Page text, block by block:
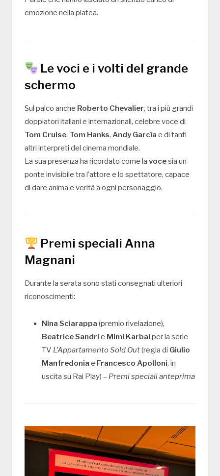
emozione nella platea.
Le voci e i volti del grande
schermo
Sul palco anche Roberto Chevalier, tra i più grandi
doppiatori italiani e internazionali, celebre voce di
Tom Cruise, Tom Hanks, Andy García e di tanti
altri interpreti del cinema mondiale.
La sua presenza ha ricordato come la vocesia un
ponte invisibile tra l’attore e lo spettatore, capace
di dare anima e verità a ogni personaggio.
Premi speciali Anna
Magnani
Durante la serata sono stati consegnati ulteriori
riconoscimenti:
Nina Sciarappa (premio rivelazione),
Beatrice Sandri e Mimi Karbal per la serie
TV L’Appartamento Sold Out(regia di Giulio
Manfredonia e Francesco Apolloni, in
uscita su Rai Play) – Premi speciali anteprima